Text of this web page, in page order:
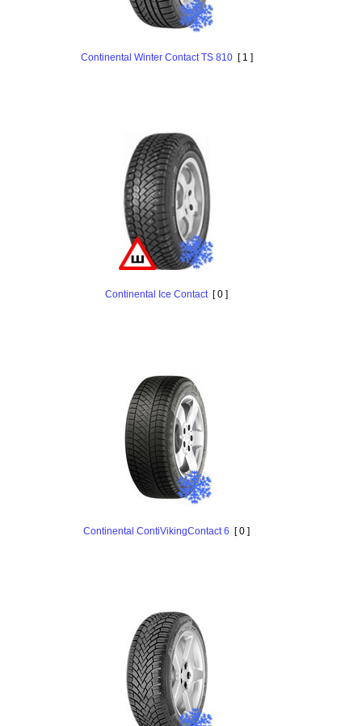
Continental Winter Contact TS 810[ 1 ]
Continental Ice Contact[ 0 ]
Continental ContiVikingContact 6 [ 0 ]